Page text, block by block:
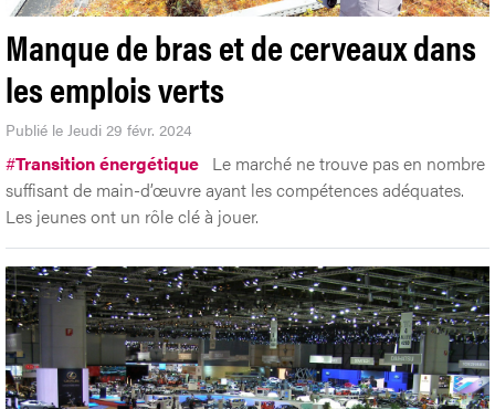
Manque de bras et de cerveaux dans
les emplois verts
Publié le Jeudi 29 févr. 2024
#Transition énergétique Le marché ne trouve pas en nombre
suffisant de main-d’œuvre ayant les compétences adéquates.
Les jeunes ont un rôle clé à jouer.